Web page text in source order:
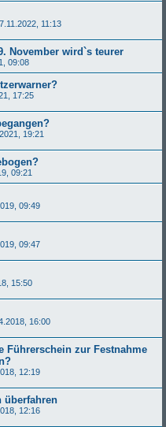
11:13
November wird`s teurer
09:08
17:25
19:21
09:21
09:49
09:47
15:50
16:00
Führerschein zur Festnahme
12:19
überfahren
12:16